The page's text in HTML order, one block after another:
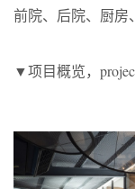
前院、后院、厨房
▼项目概览，